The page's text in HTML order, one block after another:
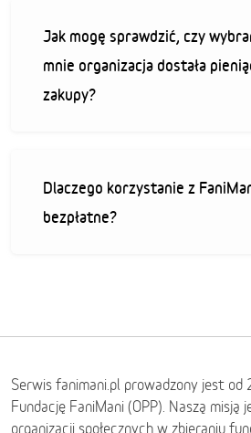
Jak mogę sprawdzić, czy
mnie organizacja dostała
zakupy?
Dlaczego korzystanie z
bezpłatne?
Serwis fanimani.pl prowadzony jest od
Fundację FaniMani (OPP). Naszą misją
organizacji społecznych w zbieraniu